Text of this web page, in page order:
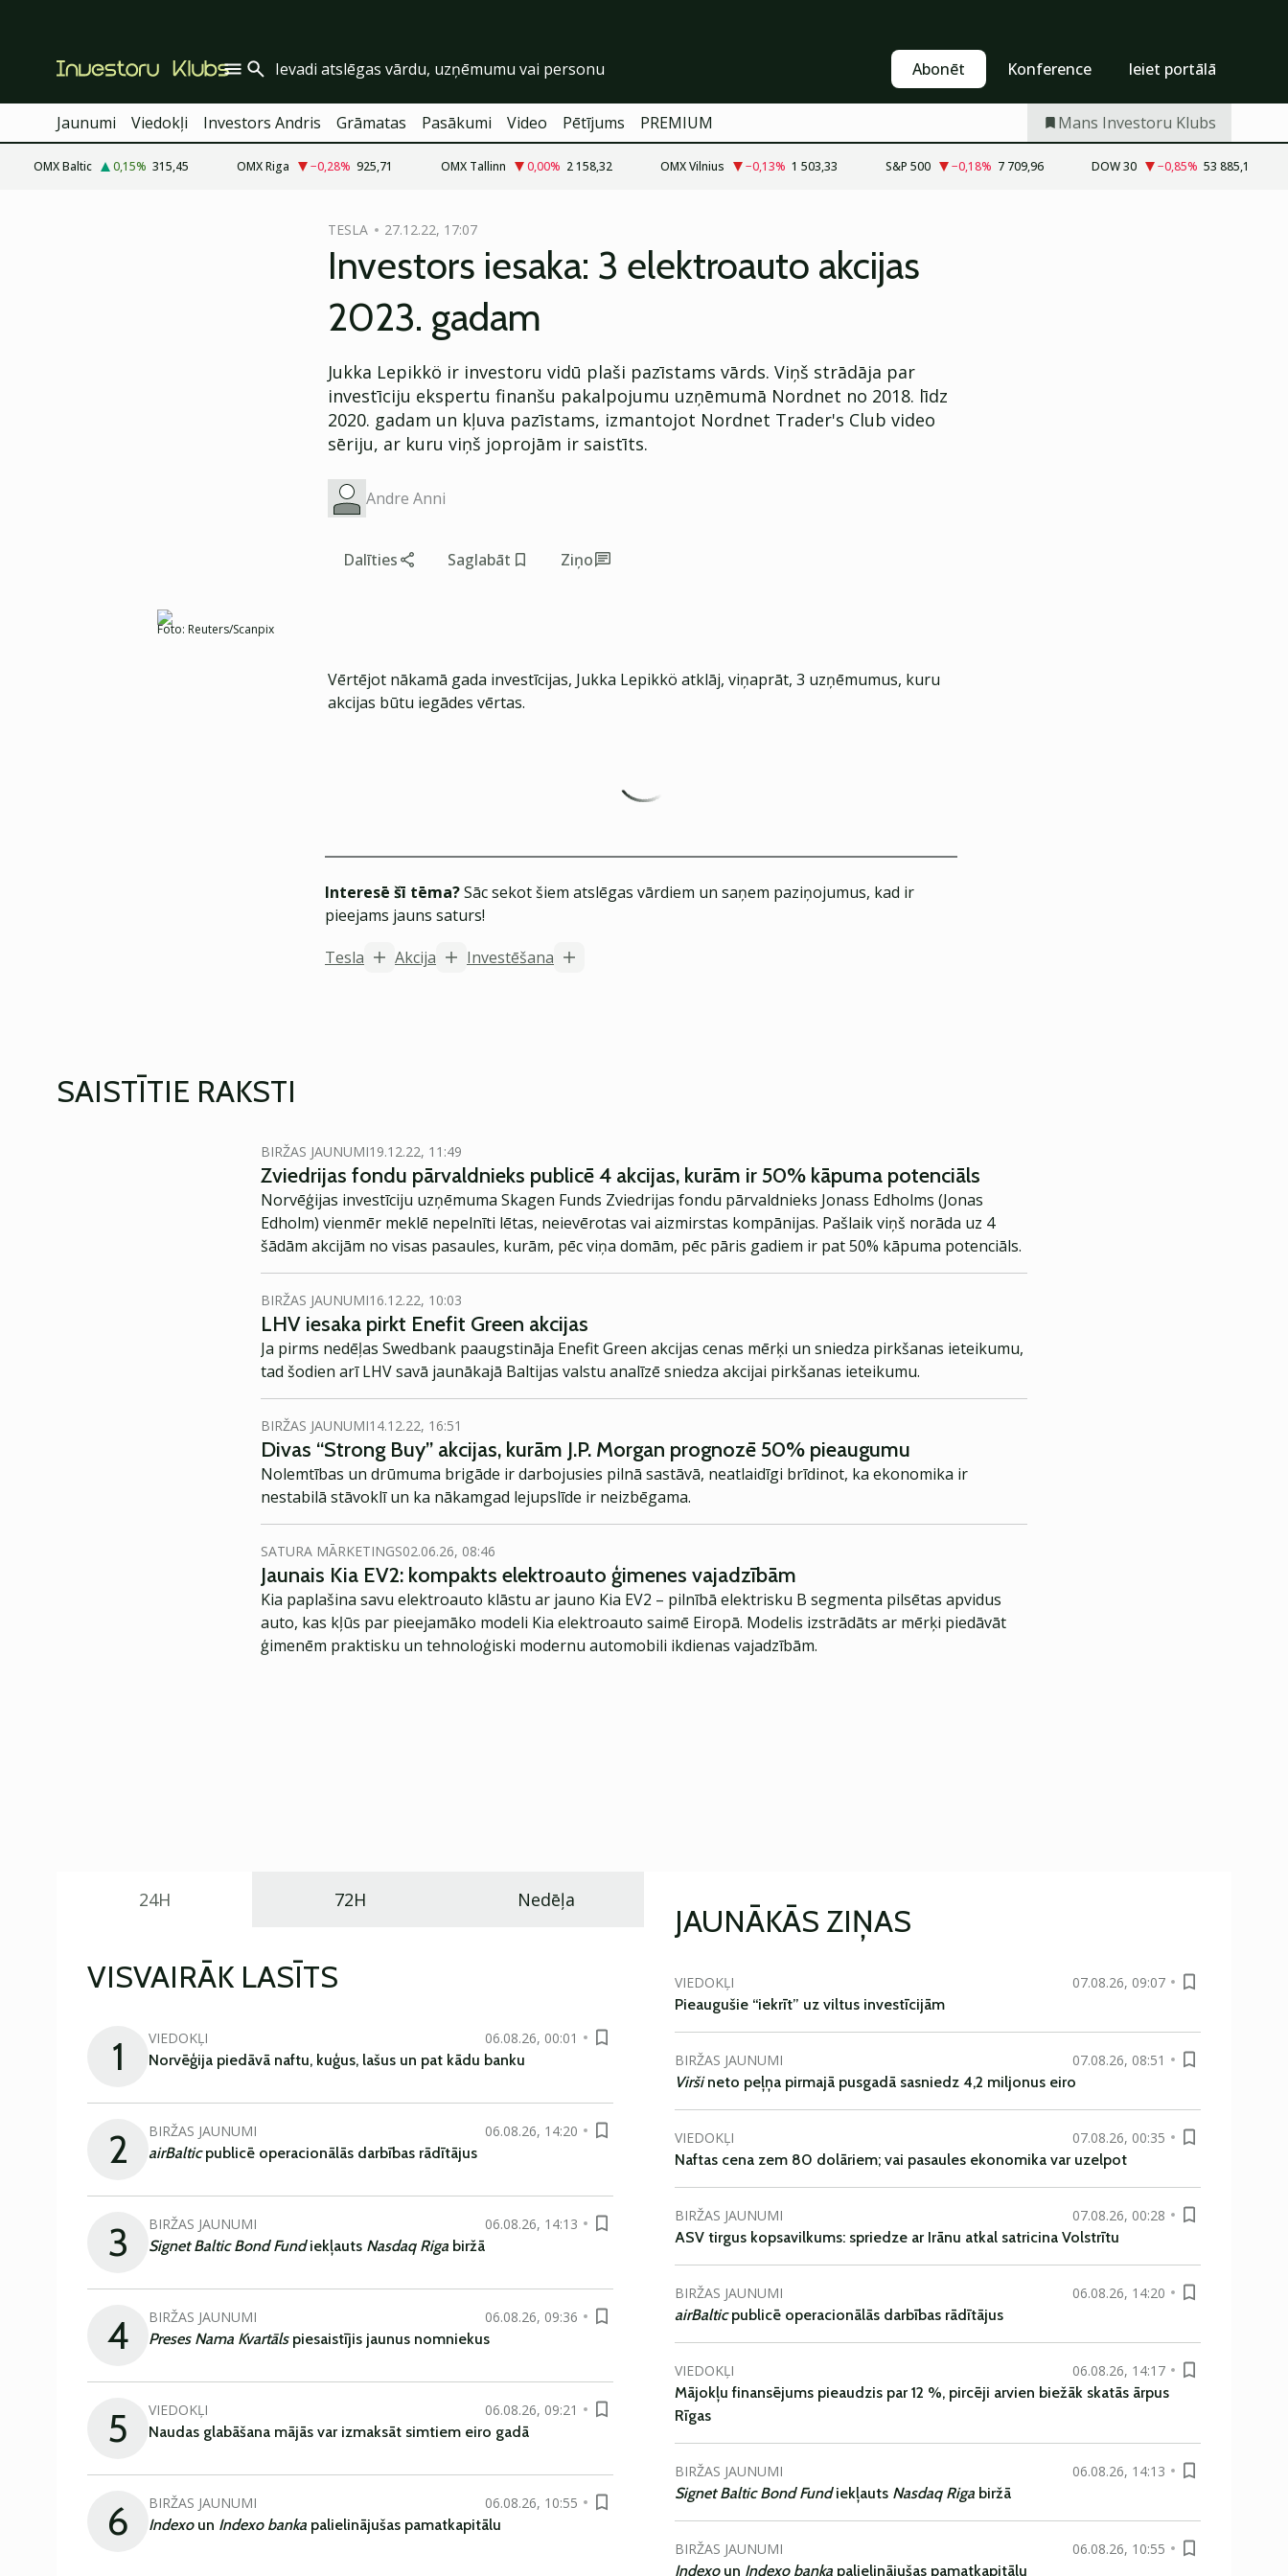
Abonēt Konference Ieiet portālā
Jaunumi Viedokļi Investors Andris Grāmatas Pasākumi Video Pētījums PREMIUM Mans Investoru Klubs
OMX Baltic 0,15% 315,45 OMX Riga −0,28% 925,71 OMX Tallinn 0,00% 2 158,32 OMX Vilnius −0,13% 1 503,33 S&P 500 −0,18% 7 709,96 DOW 30 −0,85% 53 885,1
TESLA 27.12.22, 17:07
Investors iesaka: 3 elektroauto akcijas
2023. gadam
Jukka Lepikkö ir investoru vidū plaši pazīstams vārds. Viņš strādāja par
investīciju ekspertu finanšu pakalpojumu uzņēmumā Nordnet no 2018. līdz
2020. gadam un kļuva pazīstams, izmantojot Nordnet Trader's Club video
sēriju, ar kuru viņš joprojām ir saistīts.
Andre Anni
Dalīties Saglabāt Ziņo
Foto: Reuters/Scanpix
Vērtējot nākamā gada investīcijas, Jukka Lepikkö atklāj, viņaprāt, 3 uzņēmumus, kuru
akcijas būtu iegādes vērtas.
Interesē šī tēma?Sāc sekot šiem atslēgas vārdiem un saņem paziņojumus, kad ir
pieejams jauns saturs!
Tesla
Akcija Investēšana
SAISTĪTIE RAKSTI
BIRŽAS JAUNUMI19.12.22, 11:49
Zviedrijas fondu pārvaldnieks publicē 4 akcijas, kurām ir 50% kāpuma potenciāls
Norvēģijas investīciju uzņēmuma Skagen Funds Zviedrijas fondu pārvaldnieks Jonass Edholms (Jonas
Edholm) vienmēr meklē nepelnīti lētas, neievērotas vai aizmirstas kompānijas. Pašlaik viņš norāda uz 4
šādām akcijām no visas pasaules, kurām, pēc viņa domām, pēc pāris gadiem ir pat 50% kāpuma potenciāls.
BIRŽAS JAUNUMI16.12.22, 10:03
LHV iesaka pirkt Enefit Green akcijas
Ja pirms nedēļas Swedbank paaugstināja Enefit Green akcijas cenas mērķi un sniedza pirkšanas ieteikumu,
tad šodien arī LHV savā jaunākajā Baltijas valstu analīzē sniedza akcijai pirkšanas ieteikumu.
BIRŽAS JAUNUMI14.12.22, 16:51
Divas “Strong Buy” akcijas, kurām J.P. Morgan prognozē 50% pieaugumu
Nolemtības un drūmuma brigāde ir darbojusies pilnā sastāvā, neatlaidīgi brīdinot, ka ekonomika ir
nestabilā stāvoklī un ka nākamgad lejupslīde ir neizbēgama.
SATURA MĀRKETINGS02.06.26, 08:46
Jaunais Kia EV2: kompakts elektroauto ģimenes vajadzībām
Kia paplašina savu elektroauto klāstu ar jauno Kia EV2 – pilnībā elektrisku B segmenta pilsētas apvidus
auto, kas kļūs par pieejamāko modeli Kia elektroauto saimē Eiropā. Modelis izstrādāts ar mērķi piedāvāt
ģimenēm praktisku un tehnoloģiski modernu automobili ikdienas vajadzībām.
24H 72H Nedēļa
VISVAIRĀK LASĪTS
1 VIEDOKĻI
06.08.26, 00:01
Norvēģija piedāvā naftu, kuģus, lašus un pat kādu banku
2 BIRŽAS JAUNUMI
06.08.26, 14:20
airBalticpublicē operacionālās darbības rādītājus
3 BIRŽAS JAUNUMI
06.08.26, 14:13
Signet Baltic Bond Fundiekļauts Nasdaq Riga biržā
4 BIRŽAS JAUNUMI
06.08.26, 09:36
Preses Nama Kvartāls piesaistījis jaunus nomniekus
5 VIEDOKĻI
06.08.26, 09:21
Naudas glabāšana mājās var izmaksāt simtiem eiro gadā
6 BIRŽAS JAUNUMI
06.08.26, 10:55
Indexoun Indexo banka palielinājušas pamatkapitālu
JAUNĀKĀS ZIŅAS
VIEDOKĻI
07.08.26, 09:07
Pieaugušie “iekrīt” uz viltus investīcijām
BIRŽAS JAUNUMI
07.08.26, 08:51
Viršineto peļņa pirmajā pusgadā sasniedz 4,2 miljonus eiro
VIEDOKĻI
07.08.26, 00:35
Naftas cena zem 80 dolāriem; vai pasaules ekonomika var uzelpot
BIRŽAS JAUNUMI
07.08.26, 00:28
ASV tirgus kopsavilkums: spriedze ar Irānu atkal satricina Volstrītu
BIRŽAS JAUNUMI
06.08.26, 14:20
airBalticpublicē operacionālās darbības rādītājus
VIEDOKĻI
06.08.26, 14:17
Mājokļu finansējums pieaudzis par 12 %, pircēji arvien biežāk skatās ārpus
Rīgas
BIRŽAS JAUNUMI
06.08.26, 14:13
Signet Baltic Bond Fundiekļauts Nasdaq Riga biržā
BIRŽAS JAUNUMI
06.08.26, 10:55
Indexoun Indexo banka palielinājušas pamatkapitālu